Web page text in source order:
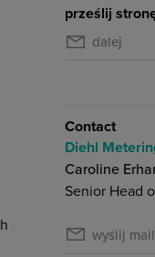
prześlij
dalej
Contact
Diehl
Caroline
Senior Head
wyślij